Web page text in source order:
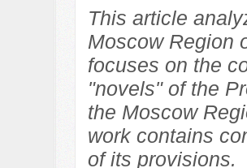
This article
Moscow Region
focuses on the
"novels" of the
the Moscow
work contains
of its provisions.